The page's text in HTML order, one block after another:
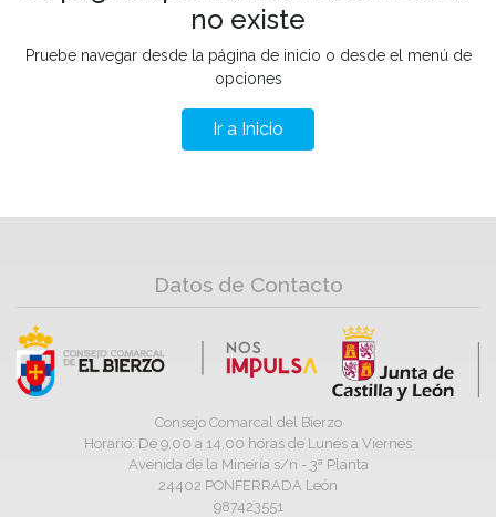
no existe
Pruebe navegar desde la página de inicio o desde el menú de
opciones
Ir a Inicio
Datos de Contacto
Consejo Comarcal del Bierzo
Horario: De 9,00 a 14,00 horas de Lunes a Viernes
Avenida de la Minería s/n - 3ª Planta
24402 PONFERRADA León
987423551